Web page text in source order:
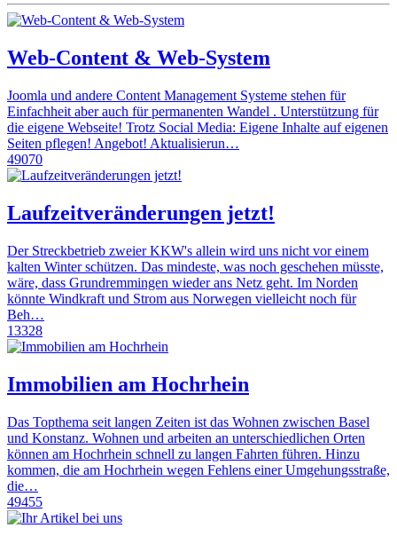
Web-Content & Web-System
Joomla und andere Content Management Systeme stehen für
Einfachheit aber auch für permanenten Wandel . Unterstützung für
die eigene Webseite! Trotz Social Media: Eigene Inhalte auf eigenen
Seiten pflegen! Angebot! Aktualisierun…
49070
Laufzeitveränderungen jetzt!
Der Streckbetrieb zweier KKW's allein wird uns nicht vor einem
kalten Winter schützen. Das mindeste, was noch geschehen müsste,
wäre, dass Grundremmingen wieder ans Netz geht. Im Norden
könnte Windkraft und Strom aus Norwegen vielleicht noch für
Beh…
13328
Immobilien am Hochrhein
Das Topthema seit langen Zeiten ist das Wohnen zwischen Basel
und Konstanz. Wohnen und arbeiten an unterschiedlichen Orten
können am Hochrhein schnell zu langen Fahrten führen. Hinzu
kommen, die am Hochrhein wegen Fehlens einer Umgehungsstraße,
die…
49455